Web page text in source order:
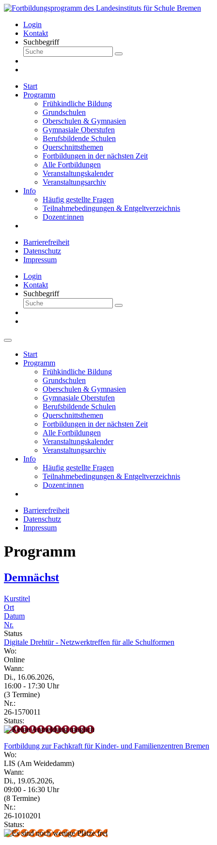
Login
Kontakt
Suchbegriff
Start
Programm
Frühkindliche Bildung
Grundschulen
Oberschulen & Gymnasien
Gymnasiale Oberstufen
Berufsbildende Schulen
Querschnittsthemen
Fortbildungen in der nächsten Zeit
Alle Fortbildungen
Veranstaltungskalender
Veranstaltungsarchiv
Info
Häufig gestellte Fragen
Teilnahmebedingungen & Entgeltverzeichnis
Dozent:innen
Barrierefreiheit
Datenschutz
Impressum
Login
Kontakt
Suchbegriff
Start
Programm
Frühkindliche Bildung
Grundschulen
Oberschulen & Gymnasien
Gymnasiale Oberstufen
Berufsbildende Schulen
Querschnittsthemen
Fortbildungen in der nächsten Zeit
Alle Fortbildungen
Veranstaltungskalender
Veranstaltungsarchiv
Info
Häufig gestellte Fragen
Teilnahmebedingungen & Entgeltverzeichnis
Dozent:innen
Barrierefreiheit
Datenschutz
Impressum
Programm
Demnächst
Kurstitel
Ort
Datum
Nr.
Status
Digitale Drehtür - Netzwerktreffen für alle Schulformen
Wo:
Online
Wann:
Di., 16.06.2026,
16:00 - 17:30 Uhr
(3 Termine)
Nr.:
26-1570011
Status:
Fortbildung zur Fachkraft für Kinder- und Familienzentren Bremen
Wo:
LIS (Am Weidedamm)
Wann:
Di., 19.05.2026,
09:00 - 16:30 Uhr
(8 Termine)
Nr.:
26-1010201
Status: